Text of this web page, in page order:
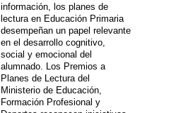
información, los planes de
lectura en Educación Primaria
desempeñan un papel relevante
en el desarrollo cognitivo,
social y emocional del
alumnado. Los Premios a
Planes de Lectura del
Ministerio de Educación,
Formación Profesional y